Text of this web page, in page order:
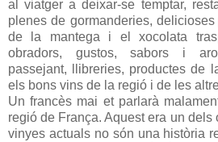
al viatger a deixar-se temptar,
plenes de gormanderies,
de la mantega i el xocolata
obradors, gustos, sabors i
passejant, llibreries, productes de
els bons vins de la regió i de les
Un francès mai et parlarà
regió de França. Aquest era un
vinyes actuals no són una història